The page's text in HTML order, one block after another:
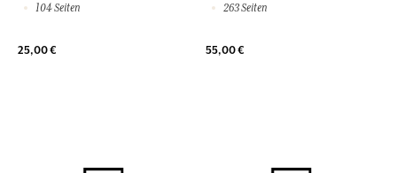
104 Seiten
25,00 €
263 Seiten
55,00 €